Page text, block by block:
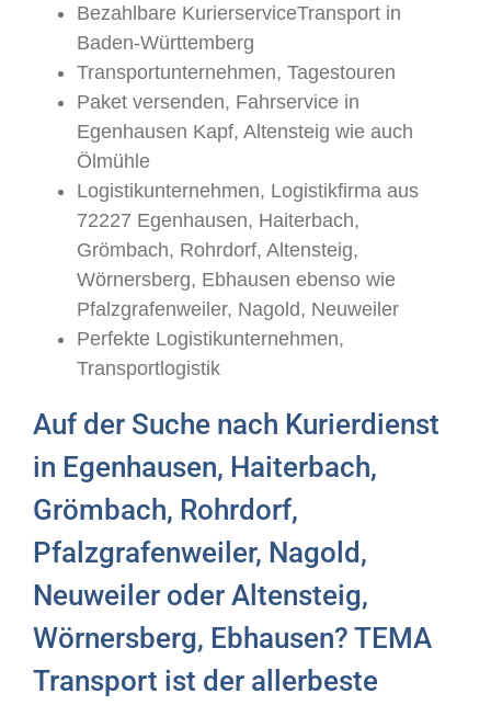
Bezahlbare KurierserviceTransport in
Baden-Württemberg
Transportunternehmen, Tagestouren
Paket versenden, Fahrservice in
Egenhausen Kapf, Altensteig wie auch
Ölmühle
Logistikunternehmen, Logistikfirma aus
72227 Egenhausen, Haiterbach,
Grömbach, Rohrdorf, Altensteig,
Wörnersberg, Ebhausen ebenso wie
Pfalzgrafenweiler, Nagold, Neuweiler
Perfekte Logistikunternehmen,
Transportlogistik
Auf der Suche nach Kurierdienst
in Egenhausen, Haiterbach,
Grömbach, Rohrdorf,
Pfalzgrafenweiler, Nagold,
Neuweiler oder Altensteig,
Wörnersberg, Ebhausen? TEMA
Transport ist der allerbeste